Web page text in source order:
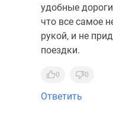
удобные
что все самое
рукой, и не
поездки.
0 0
Ответить